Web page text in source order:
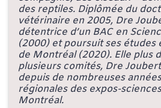
des reptiles. Diplômée du
vétérinaire en 2005, Dre
détentrice d’un BAC en
(2000) et poursuit ses études
de Montréal (2020). Elle plus
plusieurs comités, Dre
depuis de nombreuses
régionales des expos-
Montréal.